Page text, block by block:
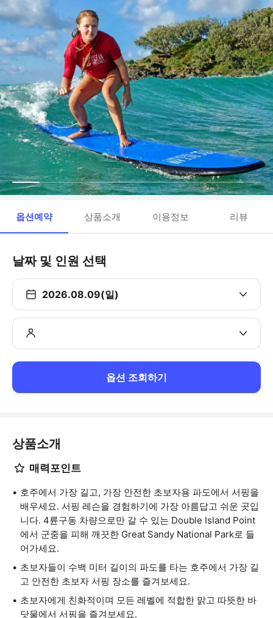
옵션예약 상품소개 이용정보 리뷰
날짜 및 인원 선택
2026.08.09(일)
옵션 조회하기
상품소개
매력포인트
호주에서 가장 길고, 가장 안전한 초보자용 파도에서 서핑을
배우세요. 서핑 레슨을 경험하기에 가장 아름답고 쉬운 곳입
니다. 4륜구동 차량으로만 갈 수 있는 Double Island Point
에서 군중을 피해 깨끗한 Great Sandy National Park로 들
어가세요.
초보자들이 수백 미터 길이의 파도를 타는 호주에서 가장 길
고 안전한 초보자 서핑 장소를 즐겨보세요.
초보자에게 친화적이며 모든 레벨에 적합한 맑고 따뜻한 바
닷물에서 서핑을 즐겨보세요.